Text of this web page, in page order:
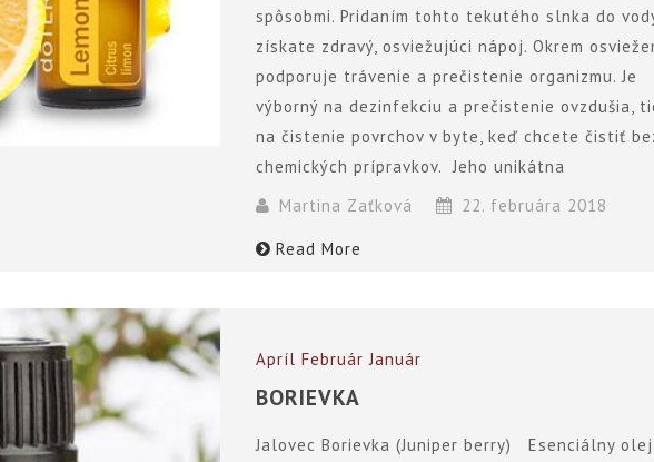
spôsobmi. Pridaním tohto tekutého slnka do
získate zdravý, osviežujúci nápoj. Okrem
podporuje trávenie a prečistenie organizmu. Je
výborný na dezinfekciu a prečistenie ovzdušia,
na čistenie povrchov v byte, keď chcete čistiť
chemických prípravkov. Jeho unikátna
Martina Zaťková
22. februára 2018
Read More
Apríl Február Január
BORIEVKA
Jalovec Borievka (Juniper berry) Esenciálny